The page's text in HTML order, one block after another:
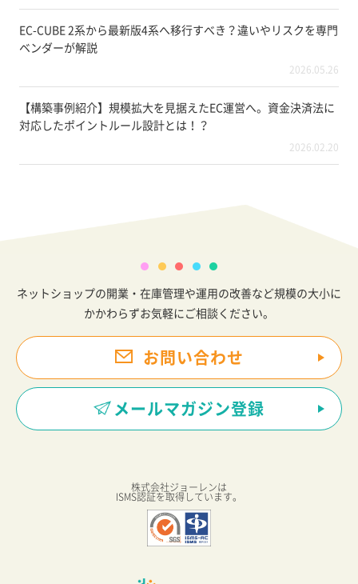
EC-CUBE 2系から最新版4系へ移行すべき？違いやリスクを専門
ベンダーが解説
2026.05.26
【構築事例紹介】規模拡大を見据えたEC運営へ。資金決済法に
対応したポイントルール設計とは！？
2026.02.20
ネットショップの開業・在庫管理や運用の改善など規模の大小に
かかわらずお気軽にご相談ください。
お問い合わせ
メールマガジン登録
株式会社ジョーレンは
ISMS認証を取得しています。